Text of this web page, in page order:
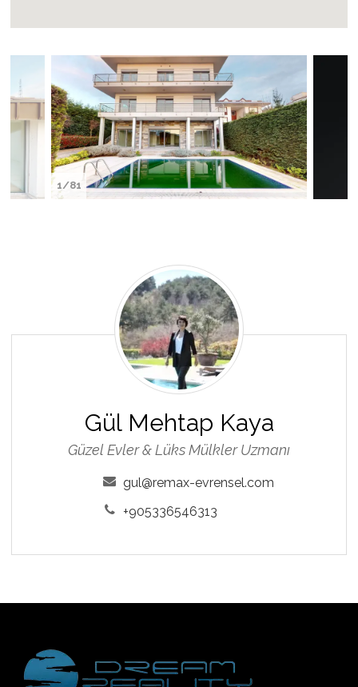
1/81
Gül
Mehtap
Kaya
Gül Mehtap Kaya
Güzel Evler & Lüks Mülkler Uzmanı
gul@remax-evrensel.com
+905336546313